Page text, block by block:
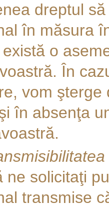
dreptul
în măsura
o
În
vom
în absenţa
ne solicitaţi
transmise